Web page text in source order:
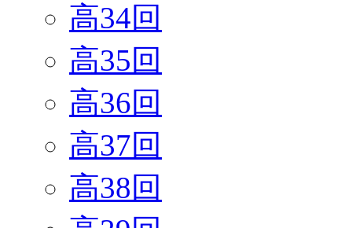
高34回
高35回
高36回
高37回
高38回